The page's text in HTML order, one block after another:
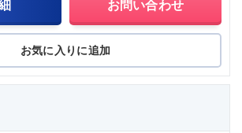
お問い合わせ
お気に入りに追加